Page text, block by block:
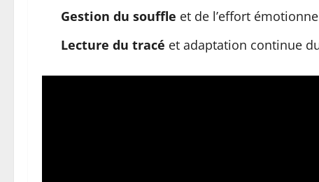
Gestion du souffle et de l’effort
Lecture du tracé et adaptation continue